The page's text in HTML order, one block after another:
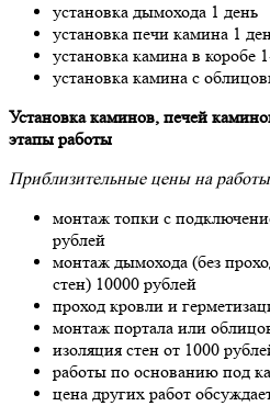
установка дымохода 1 день
установка печи камина 1
установка камина в коробе
установка камина с
Установка каминов, печей
этапы работы
Приблизительные цены на
монтаж топки с
рублей
монтаж дымохода (без
стен) 10000 рублей
проход кровли и
монтаж портала или
изоляция стен от 1000
работы по основанию под
цена других работ